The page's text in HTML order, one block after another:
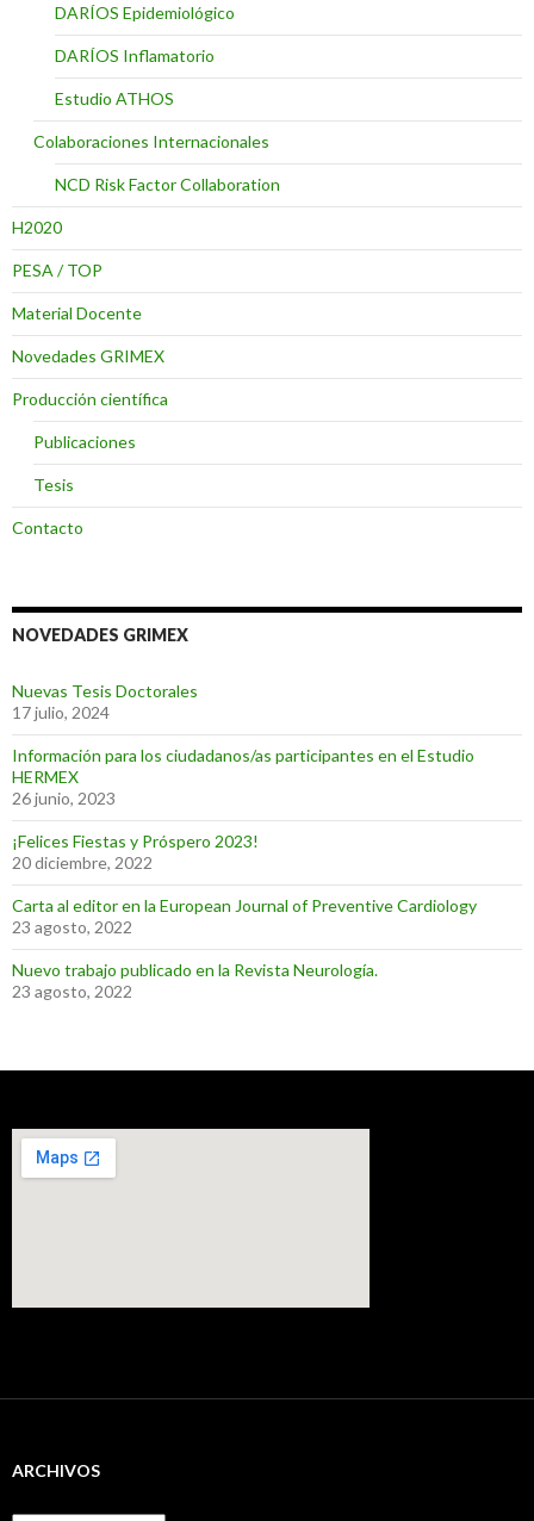
DARÍOS Epidemiológico
DARÍOS Inflamatorio
Estudio ATHOS
Colaboraciones Internacionales
NCD Risk Factor Collaboration
H2020
PESA / TOP
Material Docente
Novedades GRIMEX
Producción científica
Publicaciones
Tesis
Contacto
NOVEDADES GRIMEX
Nuevas Tesis Doctorales
17 julio, 2024
Información para los ciudadanos/as participantes en el Estudio
HERMEX
26 junio, 2023
¡Felices Fiestas y Próspero 2023!
20 diciembre, 2022
Carta al editor en la European Journal of Preventive Cardiology
23 agosto, 2022
Nuevo trabajo publicado en la Revista Neurología.
23 agosto, 2022
ARCHIVOS